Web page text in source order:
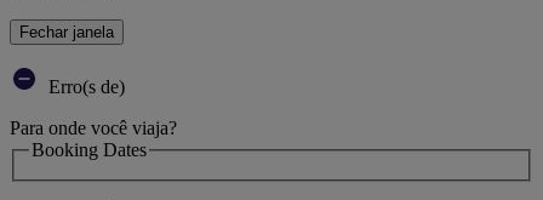
Fechar janela
Erro(s de)
Para onde você viaja?
Booking Dates